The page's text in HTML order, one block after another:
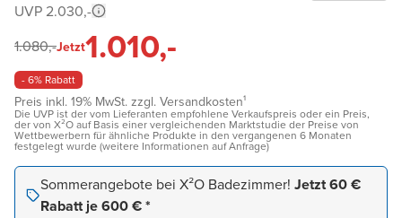
UVP 2.030,-
1.080,-Jetzt1.010,-
- 6% Rabatt
Preis inkl. 19% MwSt. zzgl. Versandkosten¹
Die UVP ist der vom Lieferanten empfohlene Verkaufspreis oder ein Preis,
der von X²O auf Basis einer vergleichenden Marktstudie der Preise von
Wettbewerbern für ähnliche Produkte in den vergangenen 6 Monaten
festgelegt wurde (weitere Informationen auf Anfrage)
Sommerangebote bei X²O Badezimmer! Jetzt 60 €
Rabatt je 600 € *